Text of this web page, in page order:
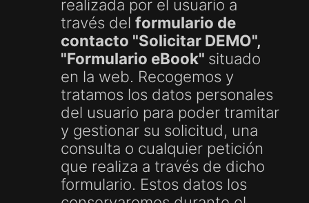
realizada por el usuario a
través del formulario de
contacto "Solicitar DEMO",
"Formulario eBook" situado
en la web. Recogemos y
tratamos los datos personales
del usuario para poder tramitar
y gestionar su solicitud, una
consulta o cualquier petición
que realiza a través de dicho
formulario. Estos datos los